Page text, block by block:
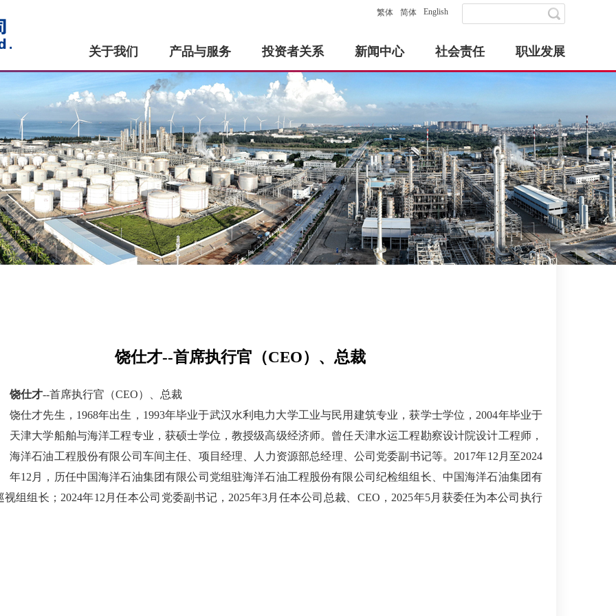
English
简体
繁体
关于我们 产品与服务 投资者关系 新闻中心 社会责任 职业发展
饶仕才--首席执行官（CEO）、总裁
饶仕才--首席执行官（CEO）、总裁
饶仕才先生，1968年出生，1993年毕业于武汉水利电力大学工业与民用建筑专业，获学士学位，2004年毕业于
天津大学船舶与海洋工程专业，获硕士学位，教授级高级经济师。曾任天津水运工程勘察设计院设计工程师，
海洋石油工程股份有限公司车间主任、项目经理、人力资源部总经理、公司党委副书记等。2017年12月至2024
年12月，历任中国海洋石油集团有限公司党组驻海洋石油工程股份有限公司纪检组组长、中国海洋石油集团有
视组组长；2024年12月任本公司党委副书记，2025年3月任本公司总裁、CEO，2025年5月获委任为本公司执行